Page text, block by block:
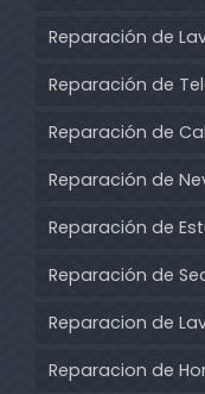
Reparación de
Reparación de
Reparación de
Reparación de
Reparación de
Reparación de
Reparacion de
Reparacion de